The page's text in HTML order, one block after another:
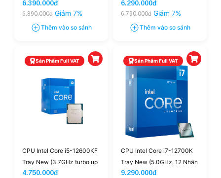
14 Nhân 20 Luồng, 24M
Cache, FCLGA1700)
6.390.000đ
6.890.000đ Giảm 7%
Thêm vào so sánh
5.10GHz, 14 Nhân 20
Luồng, 24 MB Cache,
Raptor Lake S)
6.290.000đ
6.790.000đ Giảm 7%
Thêm vào so sánh
Sản Phẩm Full VAT
CPU Intel Core i5-12600KF
Tray New (3.7GHz turbo up
to 4.9Ghz, 10 nhân 16
4.750.000đ
Sản Phẩm Full VAT
CPU Intel Core i7-12700K
Tray New (5.0GHz, 12 Nhân
20 Luồng, 25M Cache,
9.290.000đ